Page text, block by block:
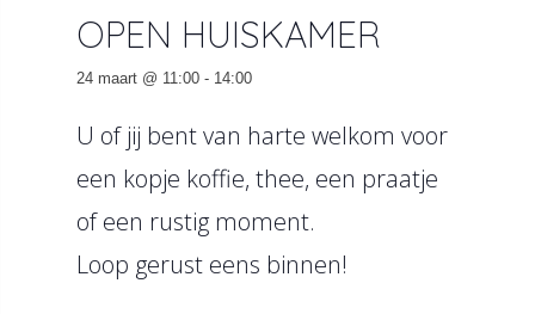
OPEN HUISKAMER
24 maart @ 11:00 - 14:00
U of jij bent van harte welkom voor
een kopje koffie, thee, een praatje
of een rustig moment.
Loop gerust eens binnen!